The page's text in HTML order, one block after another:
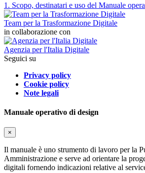
1. Scopo, destinatari e uso del Manuale
Team per la Trasformazione Digitale
in collaborazione con
Agenzia per l'Italia Digitale
Seguici su
Privacy policy
Cookie policy
Note legali
Manuale operativo di design
×
Il manuale è uno strumento di lavoro per la
Amministrazione e serve ad orientare la
digitali fornendo indicazioni relative al